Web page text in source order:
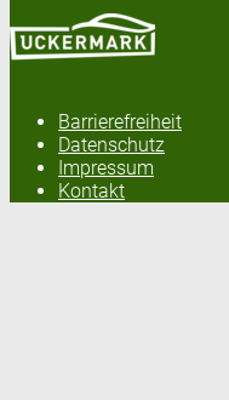
Barrierefreiheit
Datenschutz
Impressum
Kontakt